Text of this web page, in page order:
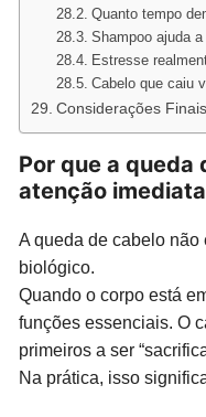
Quanto tempo
Shampoo ajuda
Estresse
Cabelo que caiu
Considerações Finais
Por que a queda
atenção imediata
A queda de cabelo não
biológico.
Quando o corpo está
funções essenciais. O
primeiros a ser
Na prática, isso